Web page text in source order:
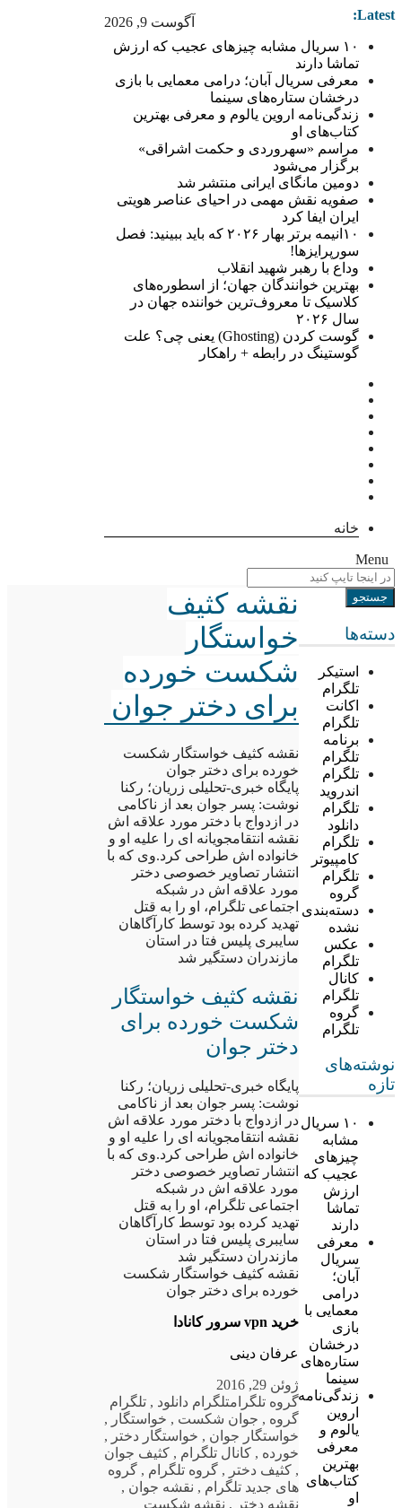
آگوست 9, 2026 Latest:
۱۰ سریال مشابه چیزهای عجیب که ارزش
تماشا دارند
معرفی سریال آبان؛ درامی معمایی با بازی
درخشان ستاره‌های سینما
زندگی‌نامه اروین یالوم و معرفی بهترین
کتاب‌های او
مراسم «سهروردی و حکمت اشراقی»
برگزار می‌شود
دومین مانگای ایرانی منتشر شد
صفویه نقش مهمی در احیای عناصر هویتی
ایران ایفا کرد
۱۰انیمه برتر بهار ۲۰۲۶ که باید ببینید: فصل
سورپرایزها!
وداع با رهبر شهید انقلاب
بهترین خوانندگان جهان؛ از اسطوره‌های
کلاسیک تا معروف‌ترین خواننده جهان در
سال ۲۰۲۶
گوست کردن (Ghosting) یعنی چی؟ علت
گوستینگ در رابطه + راهکار
خانه
Menu
دسته‌ها
استیکر
تلگرام
اکانت
تلگرام
برنامه
تلگرام
تلگرام
اندروید
تلگرام
دانلود
تلگرام
کامپیوتر
تلگرام
گروه
دسته‌بندی
نشده
عکس
تلگرام
کانال
تلگرام
گروه
تلگرام
نوشته‌های
تازه
۱۰ سریال
مشابه
چیزهای
عجیب که
ارزش
تماشا
دارند
معرفی
سریال
آبان؛
درامی
معمایی با
بازی
درخشان
ستاره‌های
سینما
زندگی‌نامه
اروین
یالوم و
معرفی
بهترین
کتاب‌های
او
نقشه کثیف
خواستگار
شکست خورده
برای دختر جوان
نقشه کثیف خواستگار شکست
خورده برای دختر جوان
پایگاه خبری-تحلیلی زریان؛ رکنا
نوشت: پسر جوان بعد از ناکامی
در ازدواج با دختر مورد علاقه اش
نقشه انتقامجویانه ای را علیه او و
خانواده اش طراحی کرد.وی که با
انتشار تصاویر خصوصی دختر
مورد علاقه اش در شبکه
اجتماعی تلگرام، او را به قتل
تهدید کرده بود توسط کارآگاهان
سایبری پلیس فتا در استان
مازندران دستگیر شد
نقشه کثیف خواستگار
شکست خورده برای
دختر جوان
پایگاه خبری-تحلیلی زریان؛ رکنا
نوشت: پسر جوان بعد از ناکامی
در ازدواج با دختر مورد علاقه اش
نقشه انتقامجویانه ای را علیه او و
خانواده اش طراحی کرد.وی که با
انتشار تصاویر خصوصی دختر
مورد علاقه اش در شبکه
اجتماعی تلگرام، او را به قتل
تهدید کرده بود توسط کارآگاهان
سایبری پلیس فتا در استان
مازندران دستگیر شد
نقشه کثیف خواستگار شکست
خورده برای دختر جوان
خرید vpn سرور کانادا
عرفان دینی
ژوئن 29, 2016
گروه تلگرامتلگرام دانلود , تلگرام
گروه , جوان شکست , خواستگار ,
خواستگار جوان , خواستگار دختر ,
خورده , کانال تلگرام , کثیف جوان
, کثیف دختر , گروه تلگرام , گروه
های جدید تلگرام , نقشه جوان ,
نقشه دختر , نقشه شکست